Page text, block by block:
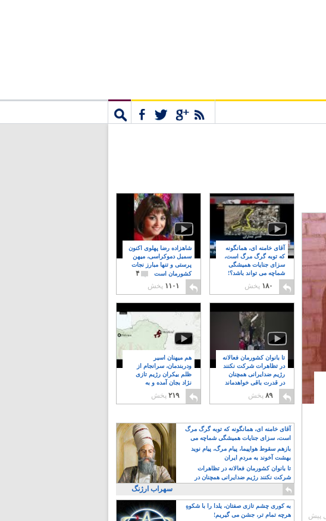
شاهزاده رضا پهلوی اکنون
سمبل دموکراسی، میهن
پرستی و تنها مبارز نجات
کشورمان است
۴
۱۱۰۱ پخش
آقای خامنه ای، همانگونه
که توبه گرگ مرگ است،
سزای جنایات همیشگی
شماچه می تواند باشد؟!
۸
۱۸۰ پخش
هم میهنان اسیر
ودربندمان، سرانجام از
ظلم بیکران رژیم تازی
نژاد بجان آمده و به
۲۱۹ پخش
تا بانوان کشورمان فعالانه
در تظاهرات شرکت نکنند
رژیم ضدایرانی همچنان
در قدرت باقی خواهدماند
۸
۸۹ پخش
آقای خامنه ای، همانگونه که توبه گرگ مرگ
است، سزای جنایات همیشگی شماچه می
تواند باشد؟!
بازهم سقوط هواپیما، پیام مرگ، پیام نوید
بهشت آخوند به مردم ایران
تا بانوان کشورمان فعالانه در تظاهرات
شرکت نکنند رژیم ضدایرانی همچنان در
قدرت باقی خواهدماند
سهراب ارژنگ
به کوری چشم تازی صفتان، یلدا را با شکوهِ
هرچه تمام تر، جشن می گیریم!